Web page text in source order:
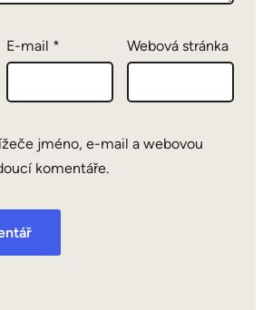
E-mail * Webová stránka
jméno, e-mail a webovou
komentáře.